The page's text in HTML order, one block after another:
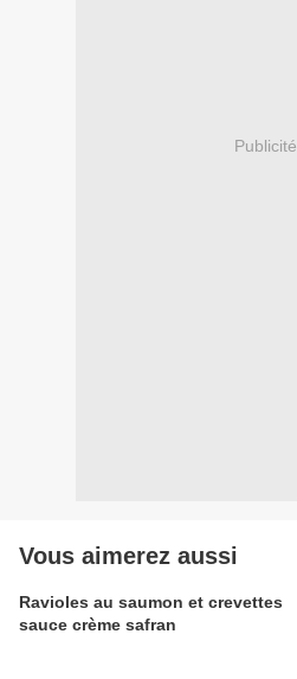
Publicité
Vous aimerez aussi
Ravioles au saumon et crevettes
sauce crème safran